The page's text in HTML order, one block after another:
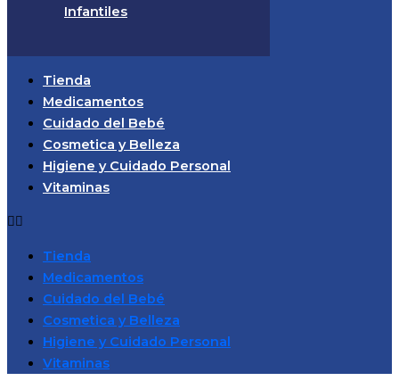
Infantiles
Tienda
Medicamentos
Cuidado del Bebé
Cosmetica y Belleza
Higiene y Cuidado Personal
Vitaminas
Tienda
Medicamentos
Cuidado del Bebé
Cosmetica y Belleza
Higiene y Cuidado Personal
Vitaminas